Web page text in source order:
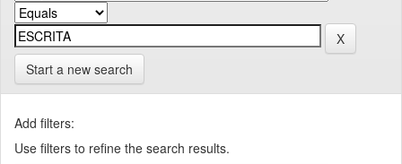
Start a new search
Add filters:
Use filters to refine the search results.